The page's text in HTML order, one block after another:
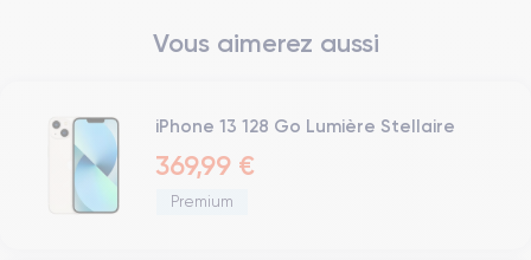
Vous aimerez aussi
iPhone 13 128 Go Lumière Stellaire
369,99 €
Premium